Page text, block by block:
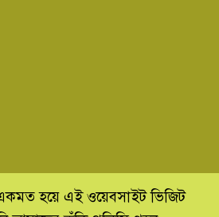
- Kivabe Info 2013-2022
হয়ে এই ওয়েবসাইট ভিজিট